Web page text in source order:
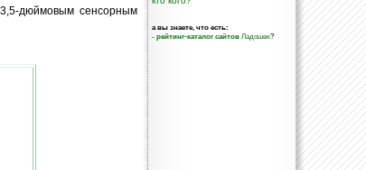
дюймовым сенсорным
а вы знаете, что есть:
- рейтинг-каталог сайтов Ладошек?